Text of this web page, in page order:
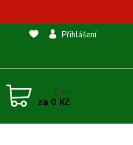
Přihlášení
0 ks
za 0 Kč